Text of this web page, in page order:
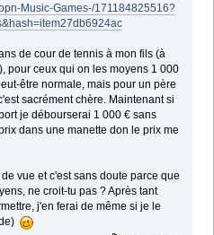
Music-Games-/171184825516?
de cour de tennis à mon fils (à
pour ceux qui on les moyens 1 000
être normale, mais pour un père
sacrément chère. Maintenant si
je débourserai 1 000 € sans
dans une manette don le prix me
vue et c'est sans doute parce que
ne croit-tu pas ? Après tant
j'en ferai de même si je le